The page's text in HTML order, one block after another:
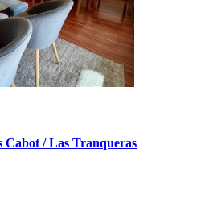
Cabot / Las Tranqueras